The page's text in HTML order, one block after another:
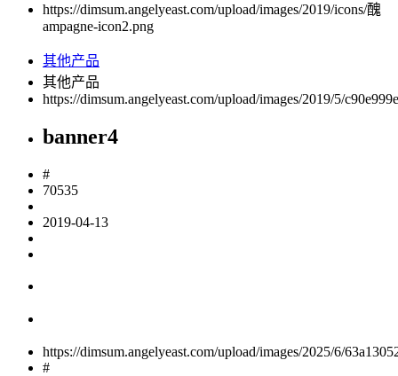
https://dimsum.angelyeast.com/upload/images/2019/icons/醜
ampagne-icon2.png
其他产品
其他产品
https://dimsum.angelyeast.com/upload/images/2019/5/
banner4
#
70535
2019-04-13
https://dimsum.angelyeast.com/upload/images/2025/6/
#